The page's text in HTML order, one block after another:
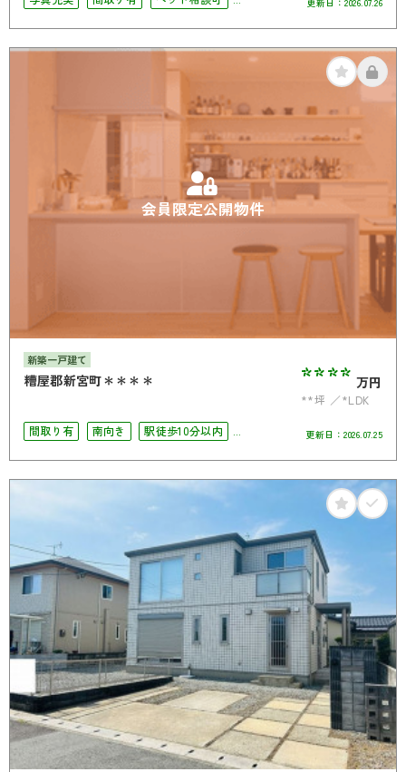
会員限定公開物件
新築一戸建て
糟屋郡新宮町＊＊＊＊ **** 万円
**坪
*LDK
間取り有
南向き
駅徒歩10分以内
更新日： 2026.07.25